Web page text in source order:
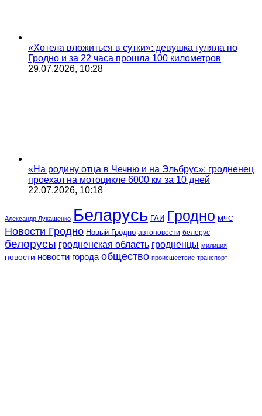
«Хотела вложиться в сутки»: девушка гуляла по
Гродно и за 22 часа прошла 100 километров
29.07.2026, 10:28
«На родину отца в Чечню и на Эльбрус»: гродненец
проехал на мотоцикле 6000 км за 10 дней
22.07.2026, 10:18
Александр Лукашенко Беларусь ГАИ Гродно МЧС
Новости Гродно Новый Гродно автоновости белорус
белорусы гродненская область гродненцы милиция
новости новости города общество происшествие транспорт